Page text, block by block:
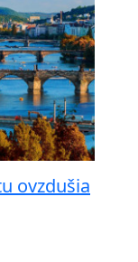
ovzdušia